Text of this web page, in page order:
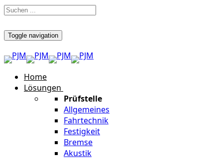
Toggle navigation
Home
Lösungen
Prüfstelle
Allgemeines
Fahrtechnik
Festigkeit
Bremse
Akustik